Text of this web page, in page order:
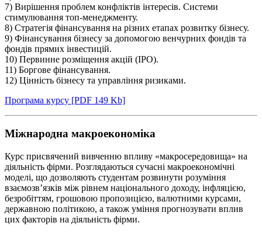
7) Вирішення проблем конфліктів інтересів. Системи
стимулювання топ-менеджменту.
8) Стратегія фінансування на різних етапах розвитку бізнесу.
9) Фінансування бізнесу за допомогою венчурних фондів та
фондів прямих інвестицій.
10) Первинне розміщення акцій (IPO).
11) Боргове фінансування.
12) Цінність бізнесу та управління ризиками.
Програма курсу [PDF 149 Kb]
Міжнародна макроекономіка
Курс присвячений вивченню впливу «макросередовища» на
діяльність фірми. Розглядаються сучасні макроекономічні
моделі, що дозволяють студентам розвинути розуміння
взаємозв’язків між рівнем національного доходу, інфляцією,
безробіттям, грошовою пропозицією, валютними курсами,
державною політикою, а також уміння прогнозувати вплив
цих факторів на діяльність фірми.